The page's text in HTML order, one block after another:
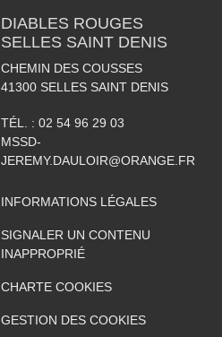
DIABLES ROUGES
SELLES SAINT DENIS
CHEMIN DES COUSSES
41300 SELLES SAINT DENIS
TÉL. : 02 54 96 29 03
MSSD-
JEREMY.DAULOIR@ORANGE.FR
INFORMATIONS LÉGALES
SIGNALER UN CONTENU
INAPPROPRIÉ
CHARTE COOKIES
GESTION DES COOKIES